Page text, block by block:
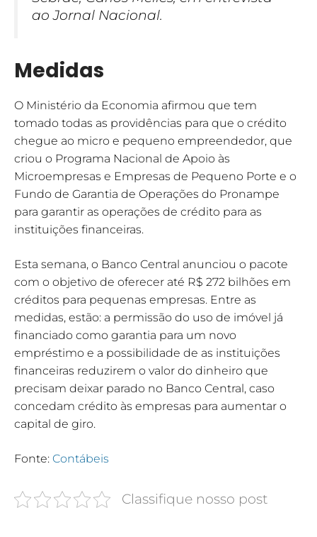
ao Jornal Nacional.
Medidas
O Ministério da Economia afirmou que tem
tomado todas as providências para que o crédito
chegue ao micro e pequeno empreendedor, que
criou o Programa Nacional de Apoio às
Microempresas e Empresas de Pequeno Porte e o
Fundo de Garantia de Operações do Pronampe
para garantir as operações de crédito para as
instituições financeiras.
Esta semana, o Banco Central anunciou o pacote
com o objetivo de oferecer até R$ 272 bilhões em
créditos para pequenas empresas. Entre as
medidas, estão: a permissão do uso de imóvel já
financiado como garantia para um novo
empréstimo e a possibilidade de as instituições
financeiras reduzirem o valor do dinheiro que
precisam deixar parado no Banco Central, caso
concedam crédito às empresas para aumentar o
capital de giro.
Fonte: Contábeis
Classifique nosso post